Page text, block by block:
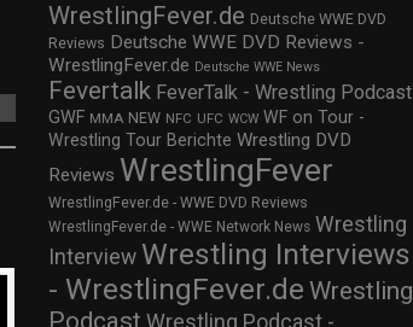
WrestlingFever.de Deutsche WWE DVD
Reviews Deutsche WWE DVD Reviews -
WrestlingFever.de Deutsche WWE News
Fevertalk FeverTalk - Wrestling Podcast
GWF MMA NEW NFC UFC WCW WF on Tour -
Wrestling Tour Berichte Wrestling DVD
Reviews WrestlingFever
WrestlingFever.de - WWE DVD Reviews
WrestlingFever.de - WWE Network News Wrestling
Interview Wrestling Interviews
- WrestlingFever.de Wrestling
Podcast Wrestling Podcast -